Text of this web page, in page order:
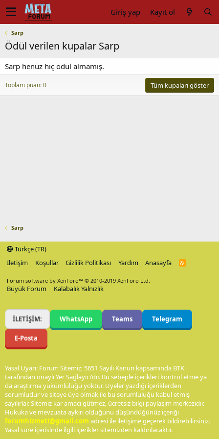
Giriş yap Kayıt ol
Sarp
Ödül verilen kupalar Sarp
Sarp henüz hiç ödül almamış.
Toplam puan: 0 Tüm kupaları göster
Sarp
Türkçe (TR)
İletişim
Koşullar Gizlilik Politikası Yardım Anasayfa
R
Forum software by XenForo™ © 2010-2019 XenForo Ltd.
Büyük Forum Kalabalık Yalnızlık
İLETİŞİM: WhatsApp Teams Telegram
E-Posta
Yasal Uyarı: Forum Sitemiz; 5651 Sayılı Kanun kapsamında BTK
tarafından onaylı Yer Sağlayıcı'dır. Bu sebeple içerikleri kontrol etme ya
da araştırma yükümlülüğü yoktur. Üyeler yazdığı içeriklerden
sorumludur ve siteye üye olmak ile bu sorumluluğu kabul etmiş
sayılırlar. Sitemiz kar amacı gütmez, ücretsiz bilgi paylaşım merkezidir.
Hukuka ve mevzuata aykırı olduğunu düşündüğünüz içeriği
forumhizmeti@gmail.com adresi ile iletişime geçerek bildirebilirsiniz.
Yasal süre içerisinde ilgili içerikler sitemizden kaldırılacaktır.